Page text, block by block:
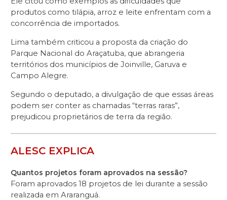
produtos como tilápia, arroz e leite enfrentam com a
concorrência de importados.
Lima também criticou a proposta da criação do
Parque Nacional do Araçatuba, que abrangeria
territórios dos municípios de Joinville, Garuva e
Campo Alegre.
Segundo o deputado, a divulgação de que essas áreas
podem ser conter as chamadas “terras raras”,
prejudicou proprietários de terra da região.
ALESC EXPLICA
Quantos projetos foram aprovados na sessão?
Foram aprovados 18 projetos de lei durante a sessão
realizada em Araranguá.